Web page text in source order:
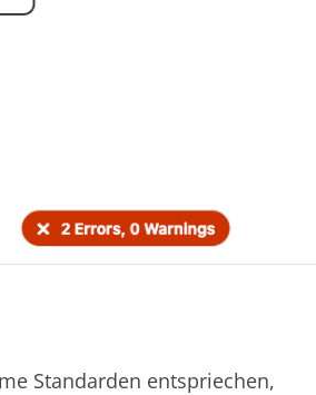
Standarden entspriechen,